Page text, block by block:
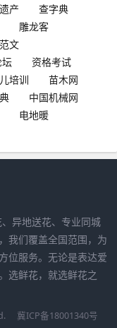
产
查字典
雕龙客
文
资格考试
培训
苗木网
中国机械网
电地暖
异地送花、专业同城
我们覆盖全国范围，为
位服务。无论是表达爱
选鲜花，就选鲜花之
冀ICP备18001340号